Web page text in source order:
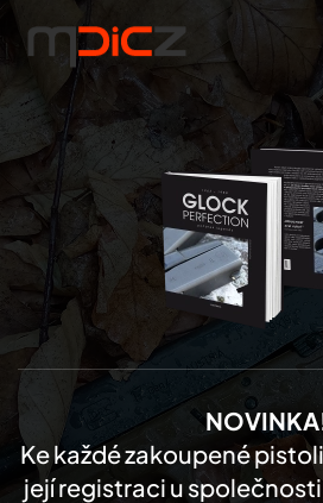
Skip to main content
Ke každé zakoupené
její registraci u společnosti